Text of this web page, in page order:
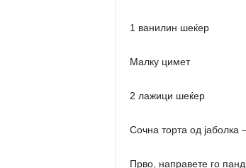
1 ванилин шеќер
Малку цимет
2 лажици шеќер
Сочна торта од јаболка
Прво, направете го